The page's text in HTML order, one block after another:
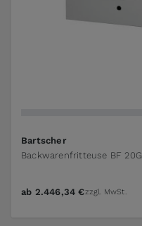
Bartscher
Backwarenfritteuse BF 20G
ab 2.446,34 €zzgl. MwSt.